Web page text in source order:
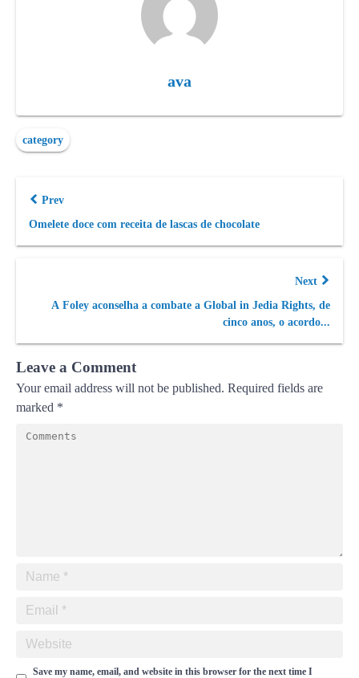
ava
category
Prev
Omelete doce com receita de lascas de chocolate
Next
A Foley aconselha a combate a Global in Jedia Rights, de
cinco anos, o acordo...
Leave a Comment
Your email address will not be published. Required fields are
marked *
Save my name, email, and website in this browser for the next time I